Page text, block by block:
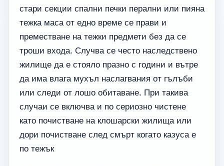
стари секции спални печки перални или пияна
тежка маса от едно време се прави и
преместване на тежки предмети без да се
троши входа. Случва се често наследствено
жилище да е стояло празно с години и вътре
да има влага мухъл наслагвания от гълъби
или следи от лошо обитаване. При такива
случаи се включва и по сериозно чистене
като почистване на клошарски жилища или
дори почистване след смърт когато казуса е
по тежък